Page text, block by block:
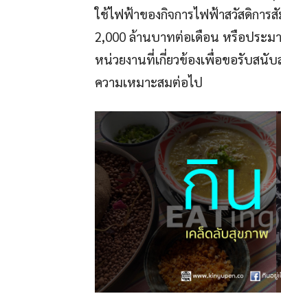
ใช้ไฟฟ้าของกิจการไฟฟ้าสวัสดิการ
2,000 ล้านบาทต่อเดือน หรือประ
หน่วยงานที่เกี่ยวข้องเพื่อขอรับสนั
ความเหมาะสมต่อไป